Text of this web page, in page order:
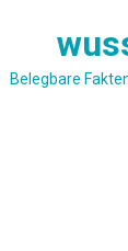
Belegbare